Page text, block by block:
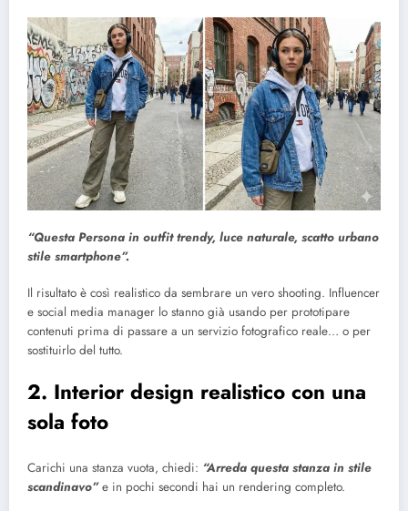
“Questa Persona in outfit trendy, luce naturale, scatto urbano
stile smartphone”.
Il risultato è così realistico da sembrare un vero shooting. Influencer
e social media manager lo stanno già usando per prototipare
contenuti prima di passare a un servizio fotografico reale… o per
sostituirlo del tutto.
2. Interior design realistico con una
sola foto
Carichi una stanza vuota, chiedi: “Arreda questa stanza in stile
scandinavo”e in pochi secondi hai un rendering completo.